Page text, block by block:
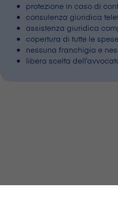
protezione in caso di
consulenza giuridica
assistenza giuridica
copertura di tutte le
nessuna franchigia e
libera scelta